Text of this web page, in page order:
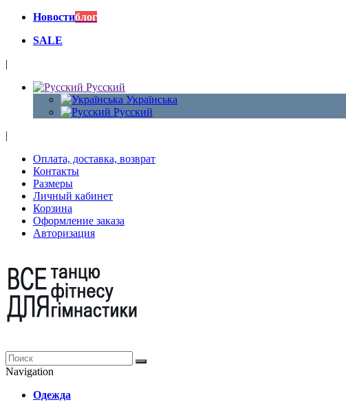
Новостиблог
SALE
|
Русский
Українська
Русский
|
Оплата, доставка, возврат
Контакты
Размеры
Личный кабинет
Корзина
Оформление заказа
Авторизация
Navigation
Одежда